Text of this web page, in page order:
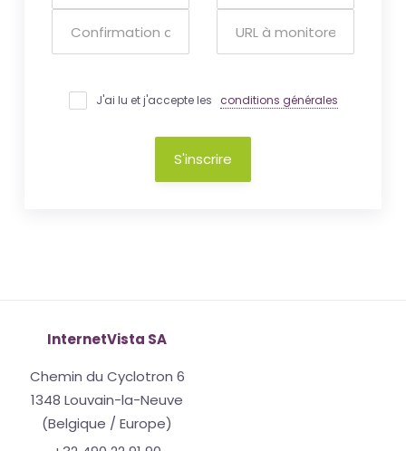
J'ai lu et j'accepte les conditions générales
S'inscrire
InternetVista SA
Chemin du Cyclotron 6
1348 Louvain-la-Neuve
(Belgique / Europe)